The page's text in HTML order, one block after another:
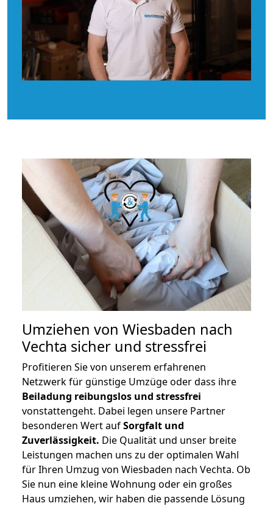
Umziehen von Wiesbaden nach
Vechta sicher und stressfrei
Profitieren Sie von unserem erfahrenen
Netzwerk für günstige Umzüge oder dass ihre
Beiladung reibungslos und stressfrei
vonstattengeht. Dabei legen unsere Partner
besonderen Wert aufSorgfalt und
Zuverlässigkeit. Die Qualität und unser breite
Leistungen machen uns zu der optimalen Wahl
für Ihren Umzug von Wiesbaden nach Vechta. Ob
Sie nun eine kleine Wohnung oder ein großes
Haus umziehen, wir haben die passende Lösung